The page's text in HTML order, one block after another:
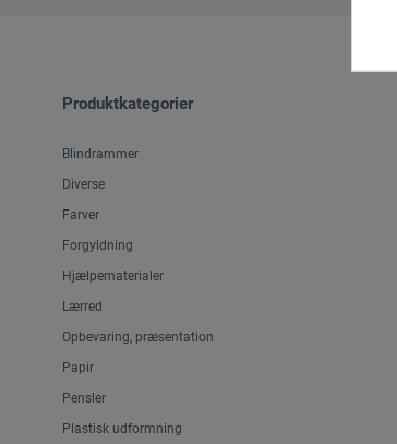
Produktkategorier
Blindrammer
Diverse
Farver
Forgyldning
Hjælpematerialer
Lærred
Opbevaring, præsentation
Papir
Pensler
Plastisk udformning